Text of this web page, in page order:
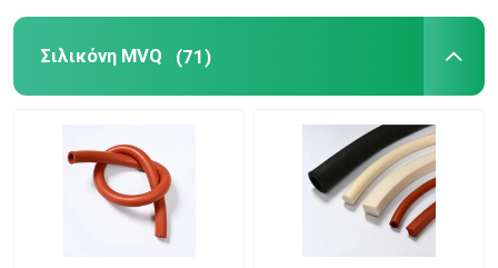
Σιλικόνη MVQ (71)